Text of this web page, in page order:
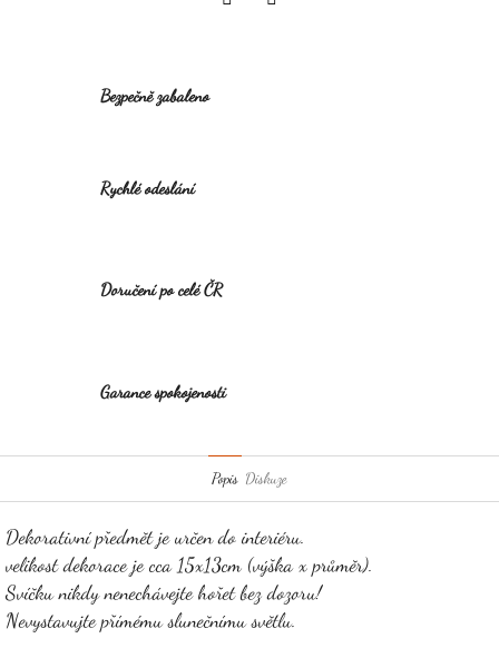
Bezpečně zabaleno
Rychlé odeslání
Doručení po celé ČR
Garance spokojenosti
Popis Diskuze
Dekorativní předmět je určen do interiéru.
velikost dekorace je cca 15x13cm (výška x průměr).
Svíčku nikdy nenechávejte hořet bez dozoru!
Nevystavujte přímému slunečnímu světlu.